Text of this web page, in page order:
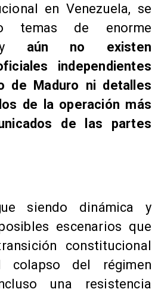
en Venezuela, se
temas de enorme
y aún no existen
independientes
de Maduro ni detalles
de la operación más
de las partes
siendo dinámica y
escenarios que
constitucional
colapso del régimen
una resistencia